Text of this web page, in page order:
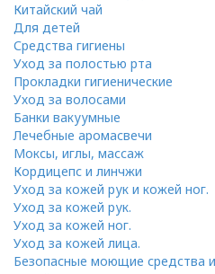
Китайский чай
Для детей
Средства гигиены
Уход за полостью рта
Прокладки гигиенические
Уход за волосами
Банки вакуумные
Лечебные аромасвечи
Моксы, иглы, массаж
Кордицепс и линчжи
Уход за кожей рук и кожей ног.
Уход за кожей рук.
Уход за кожей ног.
Уход за кожей лица.
Безопасные моющие средства